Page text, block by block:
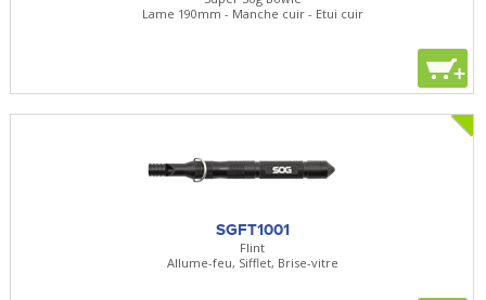
Lame 190mm - Manche cuir - Etui cuir
+
SGFT1001
Flint
Allume-feu, Sifflet, Brise-vitre